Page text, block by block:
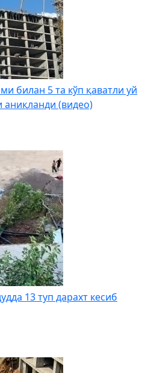
билан 5 та кўп қаватли уй
аниқланди (видео)
13 туп дарахт кесиб